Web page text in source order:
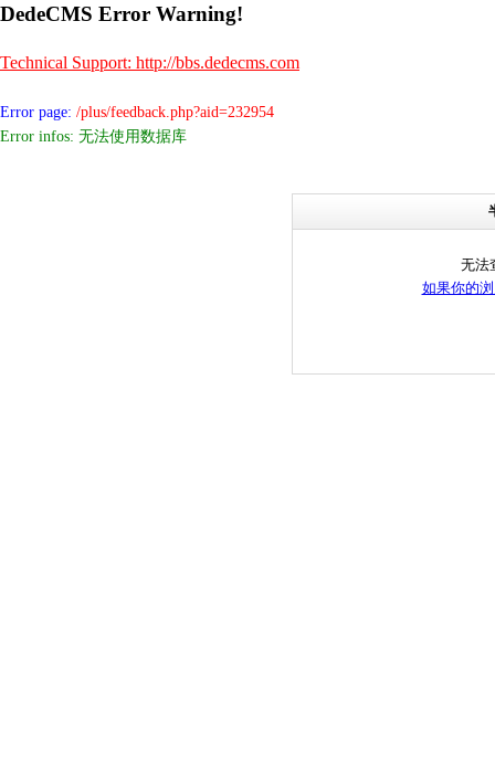
DedeCMS Error Warning!
Technical Support: http://bbs.dedecms.com
Error page: /plus/feedback.php?aid=232954
Error infos: 无法使用数据库
无法
如果你的